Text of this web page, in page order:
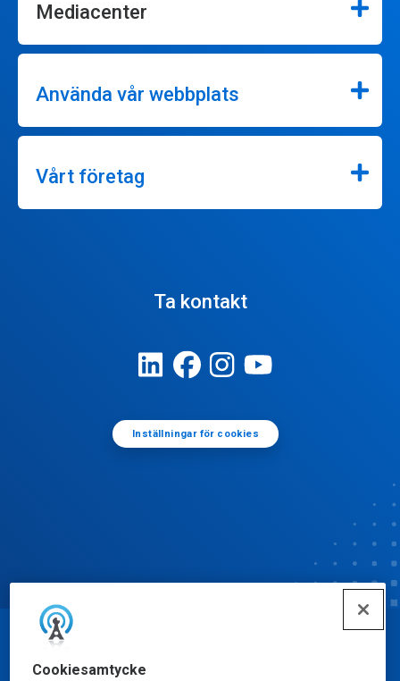
Cookiesamtycke
Mediacenter
Använda vår webbplats
Vårt företag
Ta kontakt
Inställningar för cookies